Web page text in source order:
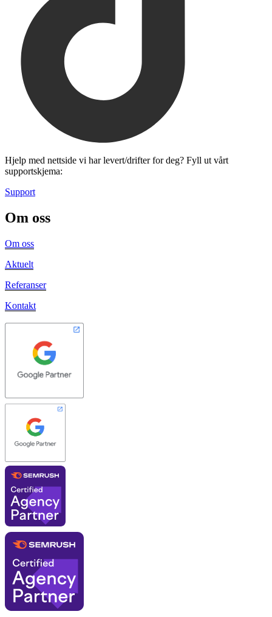
Hjelp med nettside vi har levert/drifter for deg? Fyll ut vårt
supportskjema:
Support
Om oss
Om oss
Aktuelt
Referanser
Kontakt